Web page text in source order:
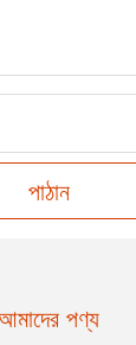
পাঠান
পণ্য